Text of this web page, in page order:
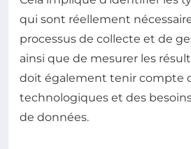
qui sont réellement
processus de collecte et de
ainsi que de mesurer les
doit également tenir compte
technologiques et des
de données.